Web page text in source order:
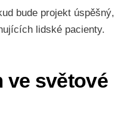
bude projekt úspěšný,
lidské pacienty.
ve světové